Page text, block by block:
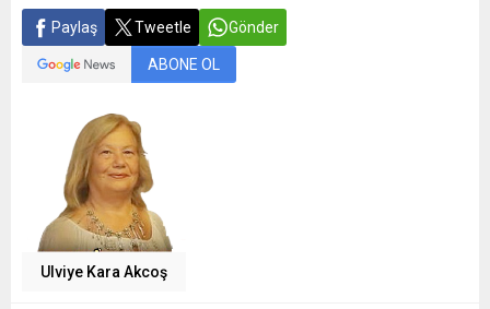
Paylaş Tweetle Gönder
ABONE OL
Ulviye Kara Akcoş